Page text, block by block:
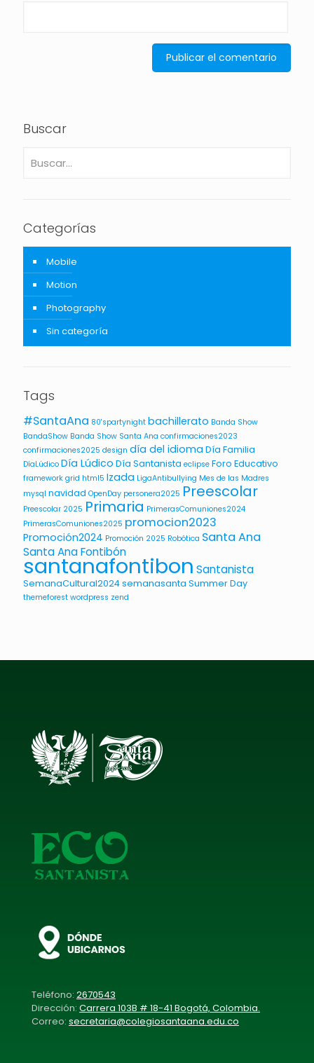
Buscar
Categorías
Mobile
Motion
Photography
Sin categoría
Tags
#SantaAna 80'spartynight bachillerato Banda Show
BandaShow Banda Show Santa Ana confirmaciones2023
confirmaciones2025 design día del idioma Día Familia
DíaLúdico Día Lúdico Día Santanista eclipse Foro Educativo
framework grid html5 Izada LigaAntibullying Mes de las Madres
mysql navidad OpenDay personera2025 Preescolar
Preescolar 2025 Primaria PrimerasComuniones2024
PrimerasComuniones2025 promocion2023
Promoción2024 Promoción 2025 Robótica Santa Ana
Santa Ana Fontibón
santanafontibon Santanista
SemanaCultural2024semanasanta Summer Day
themeforest wordpress zend
Teléfono: 2670543
Dirección: Carrera 103B # 18-41 Bogotá, Colombia.
Correo: secretaria@colegiosantaana.edu.co